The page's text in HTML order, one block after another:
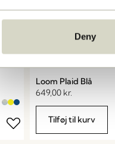
Deny
Loom Plaid Blå
649,00 kr.
Tilføj til kurv